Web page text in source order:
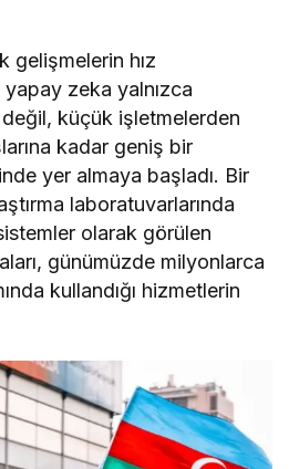
gelişmelerin hız
zeka yalnızca
küçük işletmelerden
kadar geniş bir
yer almaya başladı. Bir
laboratuvarlarında
olarak görülen
günümüzde milyonlarca
kullandığı hizmetlerin